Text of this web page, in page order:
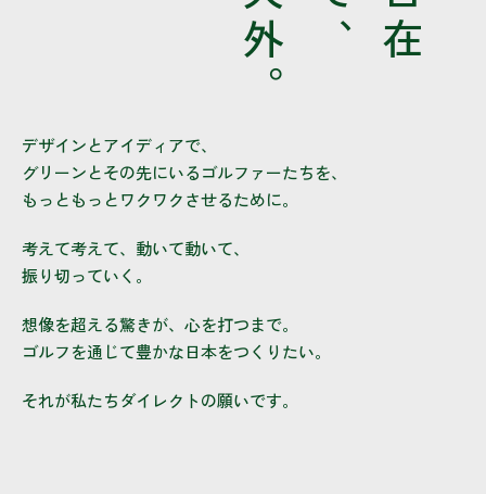
デザインとアイディアで、
グリーンとその先にいるゴルファーたちを、
もっともっとワクワクさせるために。
考えて考えて、動いて動いて、
振り切っていく。
想像を超える驚きが、心を打つまで。
ゴルフを通じて豊かな日本をつくりたい。
それが私たちダイレクトの願いです。